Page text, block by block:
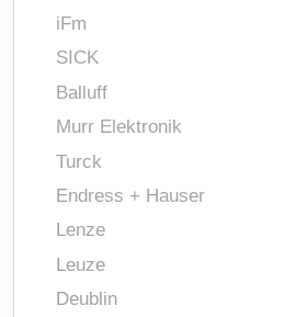
iFm
SICK
Balluff
Murr Elektronik
Turck
Endress + Hauser
Lenze
Leuze
Deublin